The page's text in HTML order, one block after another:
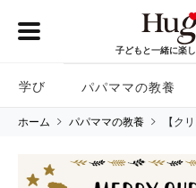
子どもと一緒に楽
学び パパママの教養
ホーム パパママの教養 【ク